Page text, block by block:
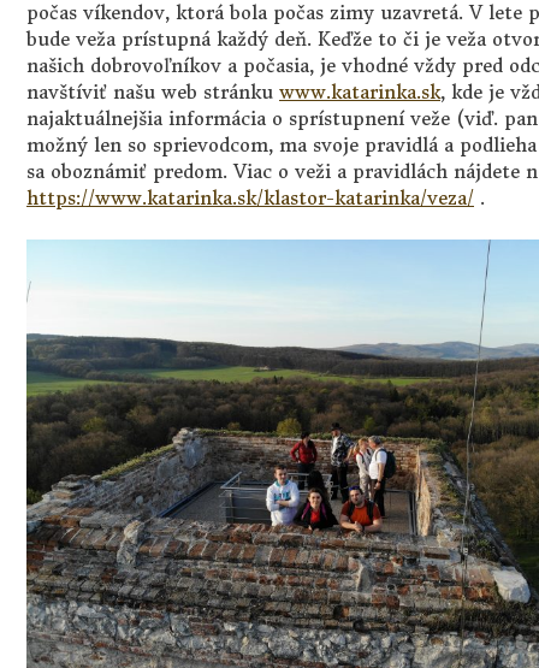
počas víkendov, ktorá bola počas zimy uzavretá. V lete
bude veža prístupná každý deň. Keďže to či je veža
našich dobrovoľníkov a počasia, je vhodné vždy pred
navštíviť našu web stránku www.katarinka.sk, kde je
najaktuálnejšia informácia o sprístupnení veže (viď.
možný len so sprievodcom, ma svoje pravidlá a
sa oboznámiť predom. Viac o veži a pravidlách nájdete
https://www.katarinka.sk/klastor-katarinka/veza/ .